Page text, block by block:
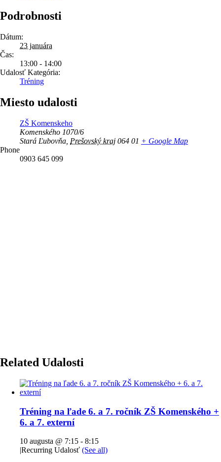
Podrobnosti
Dátum:
23 januára
Čas:
13:00 - 14:00
Udalosť Kategória:
Tréning
Miesto udalosti
ZŠ Komenskeho
Komenského 1070/6
Stará Ľubovňa Prešovský kraj 064 01 + Google Map
Phone
0903 645 099
Related Udalosti
Tréning na ľade 6. a 7. ročník ZŠ Komenského +
6. a 7. externí
10 augusta @ 7:15 - 8:15
|Recurring Udalosť (See all)